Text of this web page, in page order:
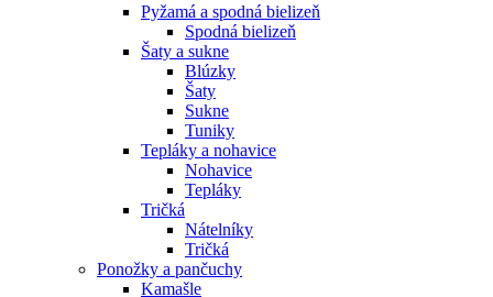
Pyžamá a spodná bielizeň
Spodná bielizeň
Šaty a sukne
Blúzky
Šaty
Sukne
Tuniky
Tepláky a nohavice
Nohavice
Tepláky
Tričká
Nátelníky
Tričká
Ponožky a pančuchy
Kamašle